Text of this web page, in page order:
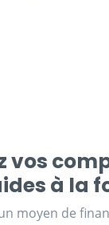
vos
à la
moyen de